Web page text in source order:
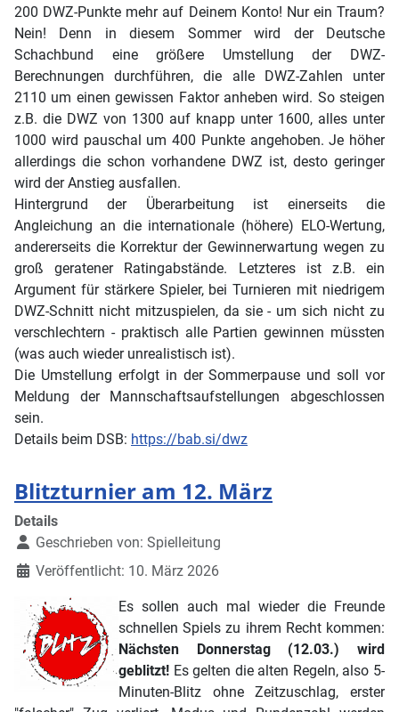
200 DWZ-Punkte mehr auf Deinem Konto! Nur ein Traum?
Nein! Denn in diesem Sommer wird der Deutsche
Schachbund eine größere Umstellung der DWZ-
Berechnungen durchführen, die alle DWZ-Zahlen unter
2110 um einen gewissen Faktor anheben wird. So steigen
z.B. die DWZ von 1300 auf knapp unter 1600, alles unter
1000 wird pauschal um 400 Punkte angehoben. Je höher
allerdings die schon vorhandene DWZ ist, desto geringer
wird der Anstieg ausfallen.
Hintergrund der Überarbeitung ist einerseits die
Angleichung an die internationale (höhere) ELO-Wertung,
andererseits die Korrektur der Gewinnerwartung wegen zu
groß geratener Ratingabstände. Letzteres ist z.B. ein
Argument für stärkere Spieler, bei Turnieren mit niedrigem
DWZ-Schnitt nicht mitzuspielen, da sie - um sich nicht zu
verschlechtern - praktisch alle Partien gewinnen müssten
(was auch wieder unrealistisch ist).
Die Umstellung erfolgt in der Sommerpause und soll vor
Meldung der Mannschaftsaufstellungen abgeschlossen
sein.
Details beim DSB: https://bab.si/dwz
Blitzturnier am 12. März
Details
Geschrieben von: Spielleitung
Veröffentlicht: 10. März 2026
Es sollen auch mal wieder die Freunde
schnellen Spiels zu ihrem Recht kommen:
Nächsten Donnerstag (12.03.) wird
geblitzt! Es gelten die alten Regeln, also 5-
Minuten-Blitz ohne Zeitzuschlag, erster